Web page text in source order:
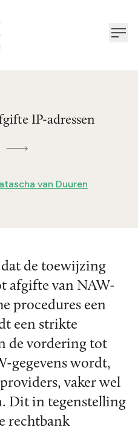
IP-adressen
van Duuren
de toewijzing
afgifte van NAW-
procedures een
een strikte
de vordering tot
gegevens wordt,
vaker wel
Dit in tegenstelling
rechtbank